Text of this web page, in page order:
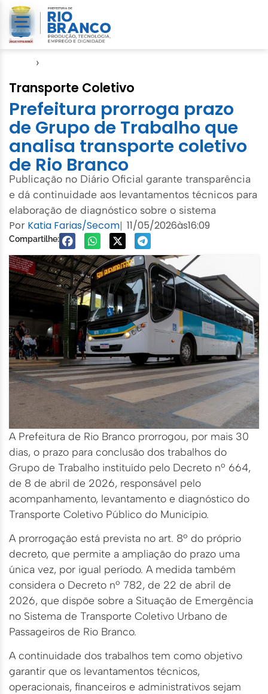
›
Transporte Coletivo
Prefeitura prorroga prazo
de Grupo de Trabalho que
analisa transporte coletivo
de Rio Branco
Publicação no Diário Oficial garante transparência
e dá continuidade aos levantamentos técnicos para
elaboração de diagnóstico sobre o sistema
Por Katia Farias/Secom| 11/05/2026às16:09
Compartilhe:
A Prefeitura de Rio Branco prorrogou, por mais 30
dias, o prazo para conclusão dos trabalhos do
Grupo de Trabalho instituído pelo Decreto nº 664,
de 8 de abril de 2026, responsável pelo
acompanhamento, levantamento e diagnóstico do
Transporte Coletivo Público do Município.
A prorrogação está prevista no art. 8º do próprio
decreto, que permite a ampliação do prazo uma
única vez, por igual período. A medida também
considera o Decreto nº 782, de 22 de abril de
2026, que dispõe sobre a Situação de Emergência
no Sistema de Transporte Coletivo Urbano de
Passageiros de Rio Branco.
A continuidade dos trabalhos tem como objetivo
garantir que os levantamentos técnicos,
operacionais, financeiros e administrativos sejam